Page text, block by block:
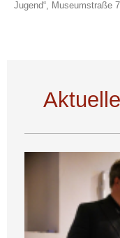
Jugend“, Museumstraße